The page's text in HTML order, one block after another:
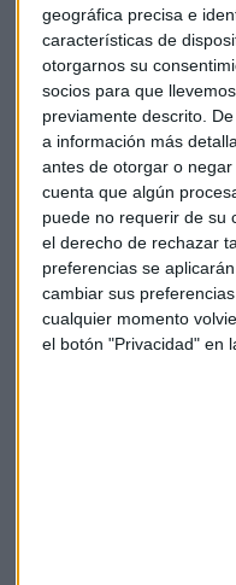
geográfica precisa e
características de
otorgarnos su
socios para que
previamente descrito.
a información más
antes de otorgar o negar
cuenta que algún
puede no requerir de su
el derecho de rechazar
preferencias se
cambiar sus
cualquier momento
el botón "Privacidad" en
Juan Roig,
"No subiremos
artificial"
Juan Roig ha avanzado,